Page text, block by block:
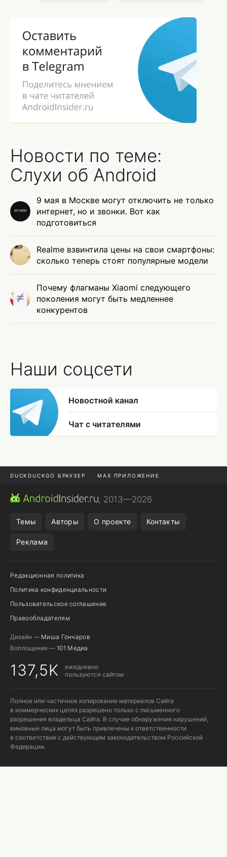
Новости по теме:
Слухи об Android
9 мая в Москве могут отключить не только
интернет, но и звонки. Вот как
подготовиться
Realme взвинтила цены на свои смартфоны:
сколько теперь стоят популярные модели
Почему флагманы Xiaomi следующего
поколения могут быть медленнее
конкурентов
Наши соцсети
Новостной канал
Чат с читателями
DUCKDUCKGO БРАУЗЕР MAX ПРИЛОЖЕНИЕ
ПРИЛОЖЕНИЯ ANDROID
, 2013—2026
Темы Авторы О проекте Контакты
Реклама
Редакционная политика
Политика конфиденциальности
Пользовательское соглашение
Правообладателям
Дизайн — Миша Гончаров
Воплощение — 101 Медиа
137,5K
ежедневно
пользуются сайтом
Полное или частичное копирование материалов Сайта
в коммерческих целях разрешено только с письменного
разрешения владельца Сайта. В случае обнаружения нарушений,
виновные лица могут быть привлечены к ответственности
в соответствии с действующим законодательством Российской
Федерации.